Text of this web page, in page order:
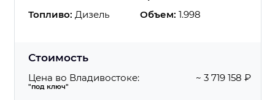
Топливо: Дизель Объем: 1.998
Стоимость
Цена во Владивостоке:
"под ключ"
~ 3 719 158 ₽